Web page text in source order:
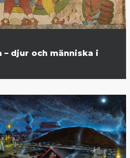
djur och människa i